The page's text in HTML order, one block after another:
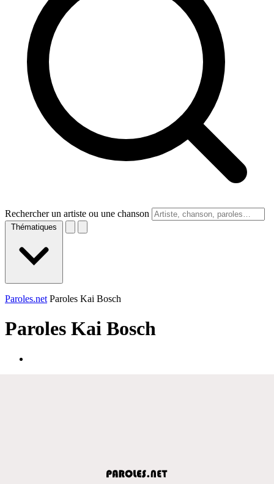
Rechercher un artiste ou une chanson
Thématiques
Paroles.net Paroles Kai Bosch
Paroles Kai Bosch